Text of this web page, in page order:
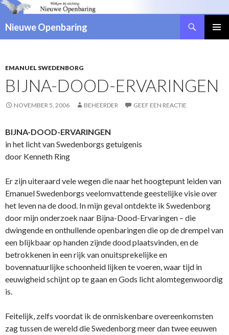
Nieuwe Openbaring
SPRINGEN
EMANUEL SWEDENBORG
BIJNA-DOOD-ERVARINGEN
NOVEMBER 5, 2006 BEHEERDER GEEF EEN REACTIE
BIJNA-DOOD-ERVARINGEN
in het licht van Swedenborgs getuigenis
door Kenneth Ring
Er zijn uiteraard vele wegen die naar het hoogtepunt leiden van
Emanuel Swedenborgs veelomvattende geestelijke visie over
het leven na de dood. In mijn geval ontdekte ik Swedenborg
door mijn onderzoek naar Bijna-Dood-Ervaringen – die
dwingende en onthullende openbaringen die op de drempel van
een blijkbaar op handen zijnde dood plaatsvinden, en de
betrokkenen in een rijk van onuitsprekelijke en
bovennatuurlijke schoonheid lijken te voeren, waar tijd in
eeuwigheid schijnt op te gaan en Gods licht alomtegenwoordig
is.
Feitelijk, zelfs voordat ik de onmiskenbare overeenkomsten
zag tussen de wereld die Swedenborg meer dan twee eeuwen